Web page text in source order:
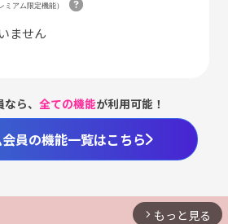
ミアム限定機能）
ません
なら、全ての機能が利用可能！
員の機能一覧はこちら
arrow_forward_ios もっと見る